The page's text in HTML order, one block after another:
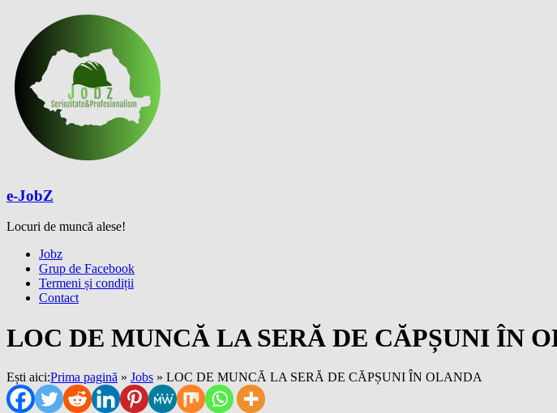
content
e-JobZ
Locuri de muncă alese!
Meniu Jobz
Grup de Facebook
Termeni și condiții
Contact
LOC DE MUNCĂ LA SERĂ DE CĂPȘUNI ÎN
Ești aici:Prima pagină » Jobs » LOC DE MUNCĂ LA SERĂ DE CĂPȘUNI ÎN OLANDA